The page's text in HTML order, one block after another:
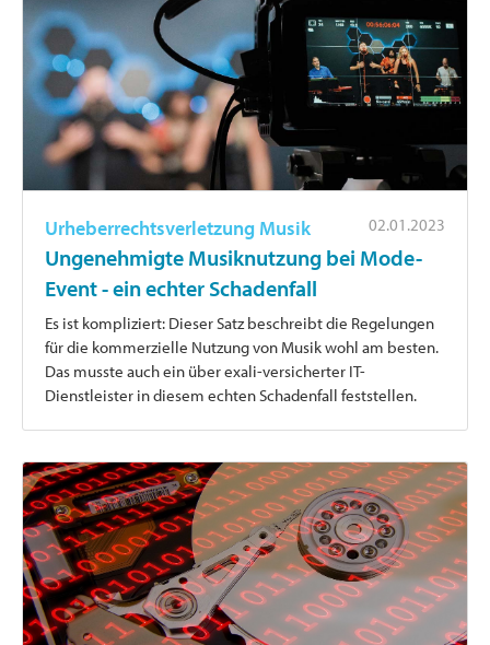
02.01.2023
Urheberrechtsverletzung Musik
Ungenehmigte Musiknutzung bei Mode-
Event - ein echter Schadenfall
Es ist kompliziert: Dieser Satz beschreibt die Regelungen
für die kommerzielle Nutzung von Musik wohl am besten.
Das musste auch ein über exali-versicherter IT-
Dienstleister in diesem echten Schadenfall feststellen.